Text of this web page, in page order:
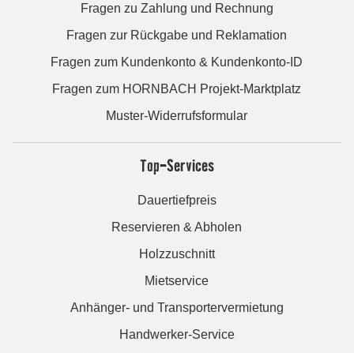
Fragen zu Zahlung und Rechnung
Fragen zur Rückgabe und Reklamation
Fragen zum Kundenkonto & Kundenkonto-ID
Fragen zum HORNBACH Projekt-Marktplatz
Muster-Widerrufsformular
Top-Services
Dauertiefpreis
Reservieren & Abholen
Holzzuschnitt
Mietservice
Anhänger- und Transportervermietung
Handwerker-Service